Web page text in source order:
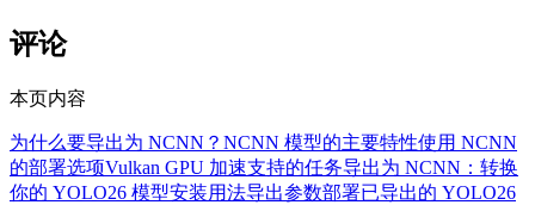
评论
本页内容
为什么要导出为 NCNN？ NCNN 模型的主要特性使用 NCNN
的部署选项Vulkan GPU 加速支持的任务导出为 NCNN：转换
你的 YOLO26 模型安装用法导出参数部署已导出的 YOLO26